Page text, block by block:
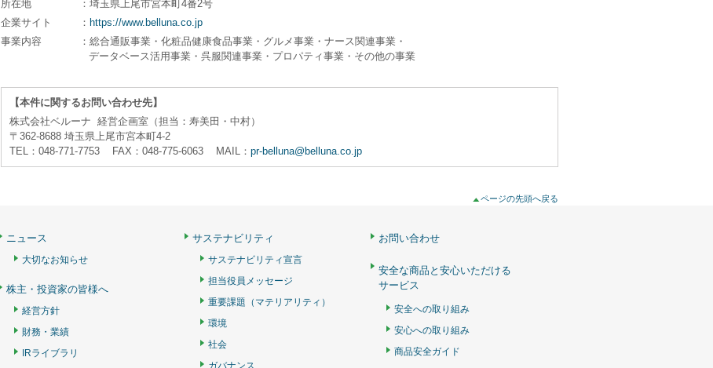
所在地
：埼玉県上尾市宮本町4番2号
企業サイト
： https://www.belluna.co.jp
事業内容
：総合通販事業・化粧品健康食品事業・グルメ事業・ナース関連事業・
データベース活用事業・呉服関連事業・プロパティ事業・その他の事業
【本件に関するお問い合わせ先】
株式会社ベルーナ 経営企画室（担当：寿美田・中村）
〒362-8688 埼玉県上尾市宮本町4-2
TEL：048-771-7753 FAX：048-775-6063 MAIL： pr-belluna@belluna.co.jp
ページの先頭へ戻る
ニュース
大切なお知らせ
株主・投資家の皆様へ
経営方針
財務・業績
IRライブラリ
サステナビリティ
サステナビリティ宣言
担当役員メッセージ
重要課題（マテリアリティ）
環境
社会
お問い合わせ
安全な商品と安心いただける
サービス
安全への取り組み
安心への取り組み
商品安全ガイド